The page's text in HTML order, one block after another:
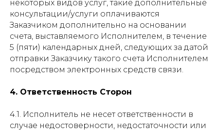
некоторых видов услуг, такие дополнительные
консультации/услуги оплачиваются
Заказчиком дополнительно на основании
счета, выставляемого Исполнителем, в течение
5 (пяти) календарных дней, следующих за датой
отправки Заказчику такого счета Исполнителем
посредством электронных средств связи.
4. Ответственность Сторон
4.1. Исполнитель не несет ответственности в
случае недостоверности, недостаточности или